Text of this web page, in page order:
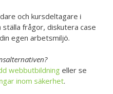
och kursdeltagare i
frågor, diskutera case
egen arbetsmiljö.
webbutbildning eller se
inom säkerhet.